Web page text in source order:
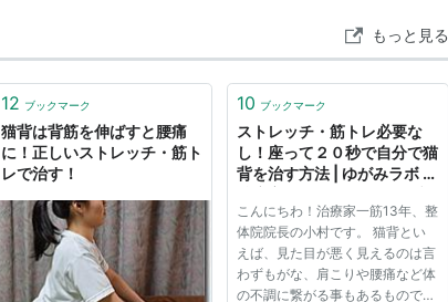
もっと見る
12 ブックマーク
猫背は背筋を伸ばすと腰痛
に！正しいストレッチ・筋ト
レで治す！
10 ブックマーク
ストレッチ・筋トレ必要な
し！座って２０秒で自分で猫
背を治す方法 | ゆがみラボ -
グ-
こんにちわ！治療家一筋13年、整
体院院長の小村です。 猫背とい
えば、見た目が悪く見えるのは言
わずもがな、肩こりや腰痛など体
の不調に繋がる事もあるものです